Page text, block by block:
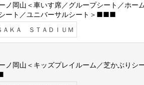
ノ岡山＜車いす席／グループシート／ホー
ート／ユニバーサルシート＞■■■
ＡＫＡ ＳＴＡＤＩＵＭ
ノ岡山＜キッズプレイルーム／芝かぶりシ